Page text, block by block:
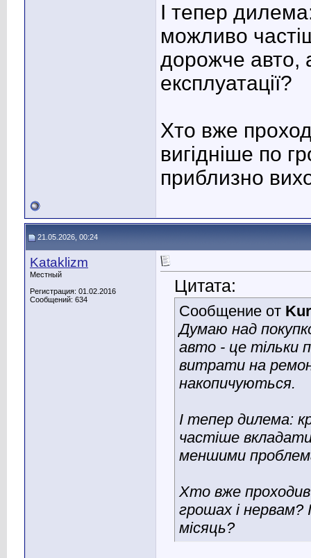
І тепер
можливо
дорожче
експлуатації?
Хто вже
вигідніше по
приблизно
21.05.2026, 00:24
Kataklizm
Местный
Регистрация: 01.02.2016
Сообщений: 634
Цитата:
Сообщение от
Думаю над
авто - це тільки
витрати на
накопичуються.
І тепер дилема:
частіше
меншими
Хто вже проходив
грошах і нервам?
місяць?